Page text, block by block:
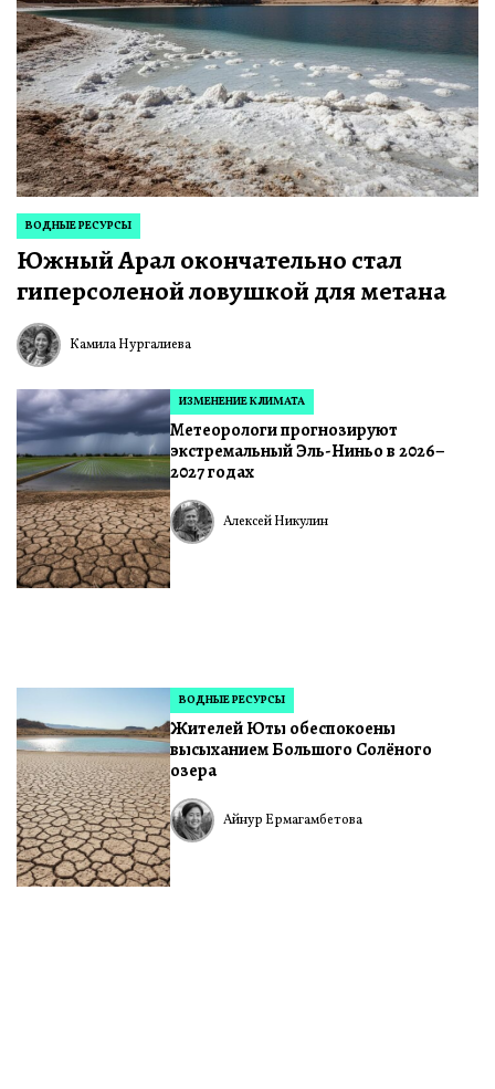
ОПУБЛИКОВАНО
В
ВОДНЫЕ РЕСУРСЫ
Южный Арал окончательно стал
гиперсоленой ловушкой для метана
Камила Нургалиева
ОПУБЛИКОВАНО
В
ИЗМЕНЕНИЕ КЛИМАТА
Метеорологи прогнозируют
экстремальный Эль-Ниньо в 2026–
2027 годах
Алексей Никулин
ОПУБЛИКОВАНО
В
ВОДНЫЕ РЕСУРСЫ
Жителей Юты обеспокоены
высыханием Большого Солёного
озера
Айнур Ермагамбетова